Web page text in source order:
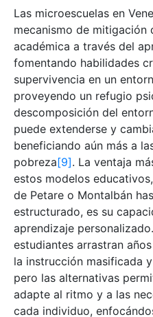
Las microescuelas en
mecanismo de mitigación
académica a través del
fomentando habilidades
supervivencia en un
proveyendo un refugio
descomposición del
puede extenderse y
beneficiando aún más a
pobreza[9]. La ventaja
estos modelos
de Petare o Montalbán
estructurado, es su
aprendizaje
estudiantes arrastran
la instrucción masificada
pero las alternativas
adapte al ritmo y a las
cada individuo,